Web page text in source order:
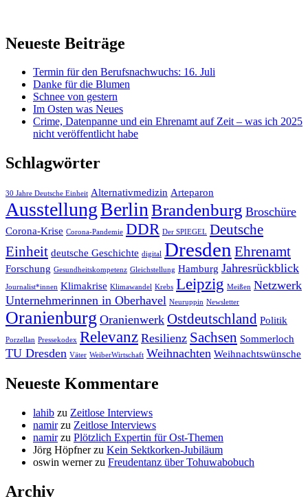
Neueste Beiträge
Termin für den Berufsnachwuchs: 16. Juli
Danke für die Blumen
Schnee von gestern
Im Osten was Neues
Crime, Datenpanne und ein Ehrenamt auf Zeit – was ich 2025
nicht veröffentlicht habe
Schlagwörter
30 Jahre Deutsche Einheit Alternativmedizin Arteparon
AusstellungBerlinBrandenburg Broschüre
Corona-Krise Corona-Pandemie DDR Der SPIEGEL Deutsche
Einheit deutsche Geschichte digital Dresden Ehrenamt
Forschung Gesundheitskompetenz Gleichstellung Hamburg Jahresrückblick
Journalist*innen Klimakrise Klimawandel Krebs Leipzig Meißen Netzwerk
Unternehmerinnen in Oberhavel Neuruppin Newsletter
Oranienburg Oranienwerk Ostdeutschland Politik
Porzellan Pressekodex Relevanz Resilienz Sachsen Sommerloch
TU Dresden Väter WeiberWirtschaft Weihnachten Weihnachtswünsche
Neueste Kommentare
lahib zu Zeitlose Interviews
namirzu Zeitlose Interviews
namirzu Plötzlich Expertin für Ost-Themen
Jörg Höpfnerzu Kein Sektkorken-Jubiläum
oswin wernerzu Freudentanz über Tohuwabobuch
Archiv